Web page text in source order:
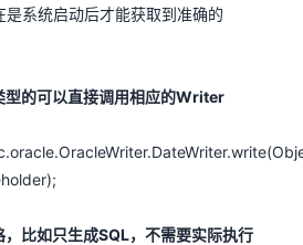
系统启动后才能获取到准确的
型的可以直接调用相应的Writer
比如只生成SQL，不需要实际执行